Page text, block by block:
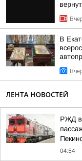
В
ЛЕНТА НОВОСТЕЙ
РЖД
04:54